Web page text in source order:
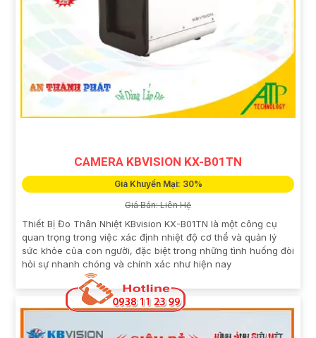
CAMERA KBVISION KX-B01TN
Giá Khuyến Mại: 30%
Giá Bán: Liên Hệ
Thiết Bị Đo Thân Nhiệt KBvision KX-B01TN là một công cụ
quan trọng trong việc xác định nhiệt độ cơ thể và quản lý
sức khỏe của con người, đặc biệt trong những tình huống đòi
hỏi sự nhanh chóng và chính xác như hiện nay